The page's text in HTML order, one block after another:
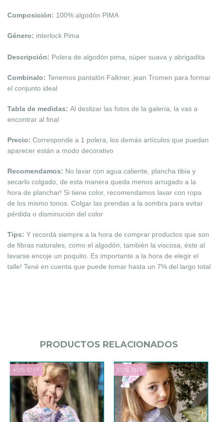
Composición: 100% algodón PIMA
Género: interlock Pima
Descripción: Polera de algodón pima, súper suava y abrigadita
Combinalo: Tenemos pantalón Falkner, jean Tromen para formar
el conjunto ideal
Tabla de medidas: Al deslizar las fotos de la galería, la vas a
encontrar al final
Precio: Corresponde a 1 polera, los demás artículos que puedan
aparecer están a modo decorativo
Recomendamos: No lavar con agua caliente, plancha tibia y
secarlo colgado, de esta manera queda menos arrugado a la
hora de planchar! Si tiene color, recomendamos lavar con ropa
de los mismo tonos. Colgar las prendas a la sombra para evitar
pérdida o disminución del color
Tips: Y recordá siempre a la hora de comprar productos que son
de fibras naturales, como el algodón, también la viscosa, éste al
lavarse encoje un poquito. Es importante a la hora de elegir el
talle! Tené en cuenta que puede tomar hasta un 7% del largo total
PRODUCTOS RELACIONADOS
40% OFF 30% OFF